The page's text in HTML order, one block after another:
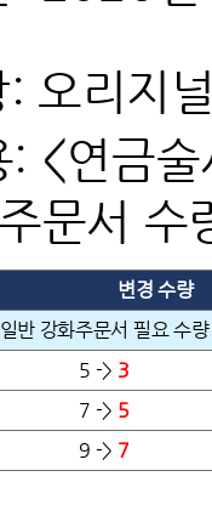
오리지
<연금술
문서 수
변경 수량
일반 강화주문서 필요 수량
5 -> 3
7 -> 5
9 -> 7